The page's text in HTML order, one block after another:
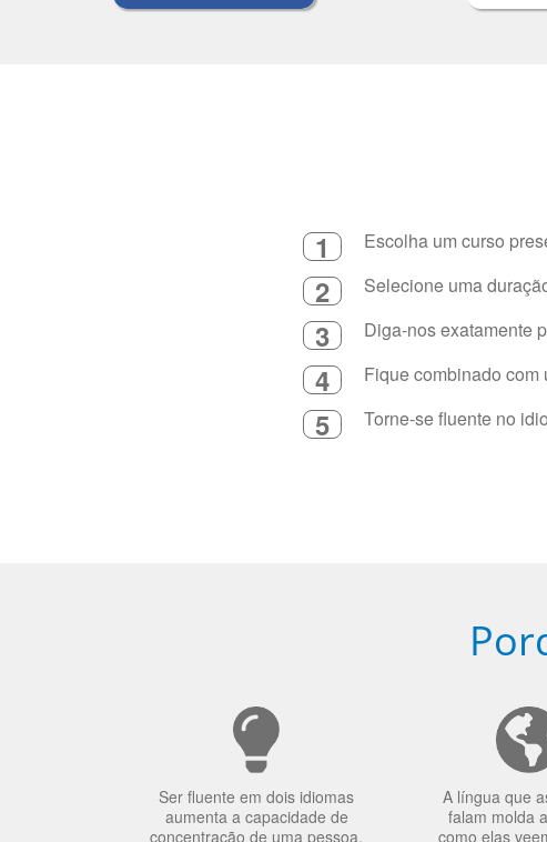
1 Escolha um curso
2 Selecione uma
3 Diga-nos exatamente
4 Fique combinado com
5 Torne-se fluente no
Ser fluente em dois idiomas
aumenta a capacidade de
concentração de uma pessoa.
A língua que
falam molda
como elas